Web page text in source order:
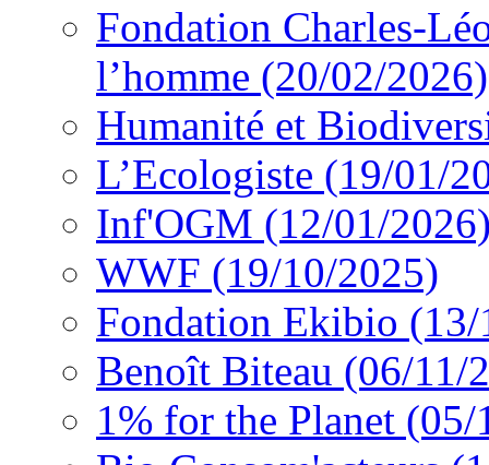
Fondation Charles-
l’homme (20/02/2026)
Humanité et
L’Ecologiste (19/01/
Inf'OGM (12/01/
WWF (19/10/2025)
Fondation Ekibio
Benoît Biteau (06/11/
1% for the Planet